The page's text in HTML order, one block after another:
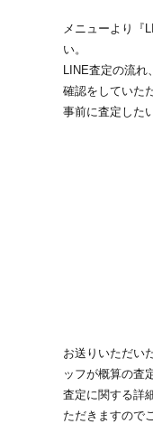
メニューより『
い。
LINE査定の流れ
確認をしていた
事前に査定した
お送りいただい
ッフが概算の査
査定に関する詳
ただきますので